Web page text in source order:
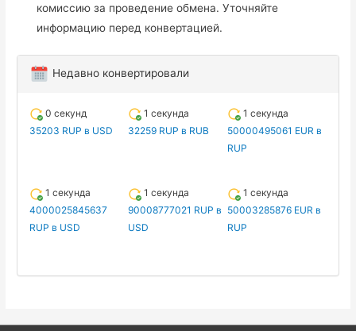
комиссию за проведение обмена. Уточняйте
информацию перед конвертацией.
Недавно конвертировали
0 секунд
35203 RUP в USD
1 секунда
32259 RUP в RUB
1 секунда
50000495061 EUR в
RUP
1 секунда
4000025845637
RUP в USD
1 секунда
90008777021 RUP в
USD
1 секунда
50003285876 EUR в
RUP